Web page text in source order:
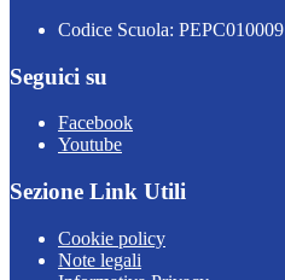
Codice Scuola: PEPC010009
Seguici su
Facebook
Youtube
Sezione Link Utili
Cookie policy
Note legali